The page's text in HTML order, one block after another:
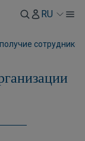
RU
сотрудников